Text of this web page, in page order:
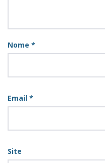
Nome *
Email *
Site